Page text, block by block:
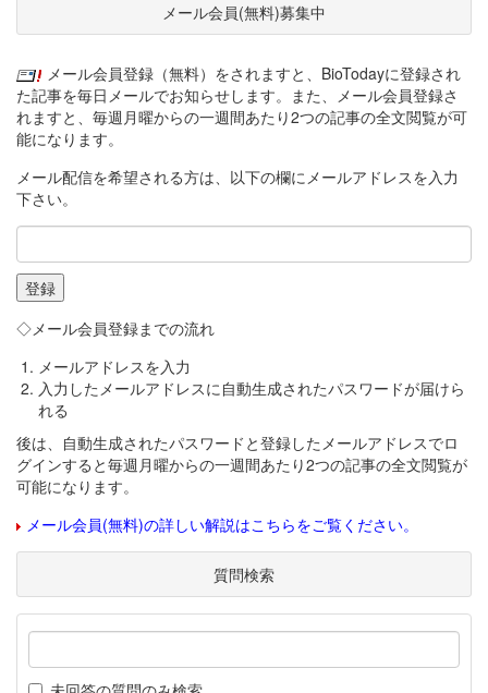
メール会員(無料)募集中
メール会員登録（無料）をされますと、BioTodayに登録され
た記事を毎日メールでお知らせします。また、メール会員登録さ
れますと、毎週月曜からの一週間あたり2つの記事の全文閲覧が可
能になります。
メール配信を希望される方は、以下の欄にメールアドレスを入力
下さい。
◇メール会員登録までの流れ
メールアドレスを入力
入力したメールアドレスに自動生成されたパスワードが届けら
れる
後は、自動生成されたパスワードと登録したメールアドレスでロ
グインすると毎週月曜からの一週間あたり2つの記事の全文閲覧が
可能になります。
メール会員(無料)の詳しい解説はこちらをご覧ください。
質問検索